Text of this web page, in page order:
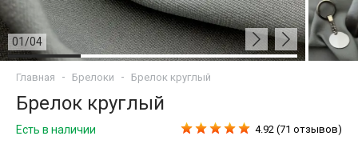
01 /04
Главная Брелоки Брелок круглый
Брелок круглый
Есть в наличии 4.92 (71 отзывов)